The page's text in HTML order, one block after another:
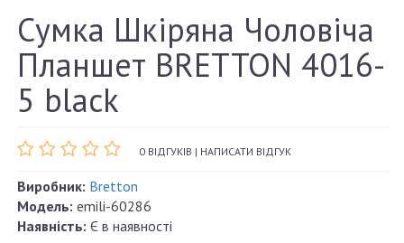
Сумка Шкіряна Чоловіча
Планшет BRETTON 4016-
5 black
0 ВІДГУКІВ | НАПИСАТИ ВІДГУК
Виробник: Bretton
Модель: emili-60286
Наявність: Є в наявності